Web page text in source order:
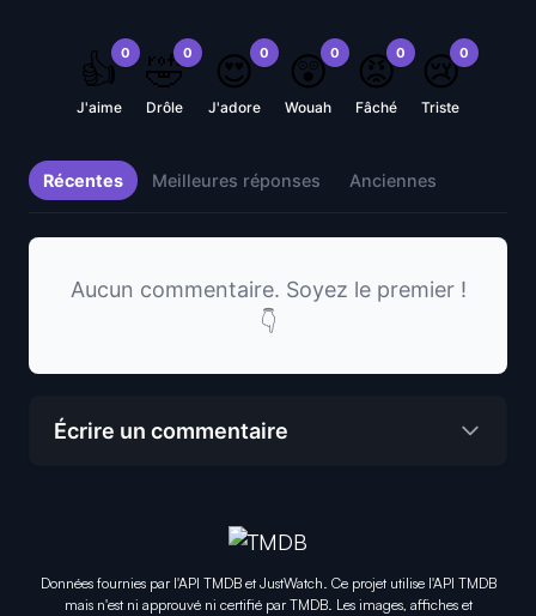
0
👍
J'aime
0
🤣
Drôle
0
😍
J'adore
0
😲
Wouah
0
😡
Fâché
0
😢
Triste
Récentes Meilleures réponses Anciennes
Aucun commentaire. Soyez le premier !
👇
Écrire un commentaire
Données fournies par l'API TMDB et JustWatch. Ce projet utilise l'API TMDB
mais n'est ni approuvé ni certifié par TMDB. Les images, affiches et